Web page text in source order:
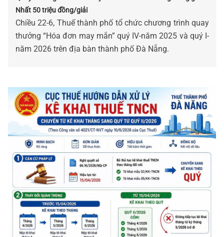
Nhất 50 triệu đồng/giải
Chiều 22-6, Thuế thành phố tổ chức chương trình quay
thưởng “Hóa đơn may mắn” quý IV-năm 2025 và quý I-
năm 2026 trên địa bàn thành phố Đà Nẵng.